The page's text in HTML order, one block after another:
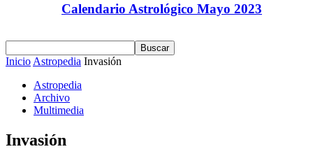
Calendario Astrológico Mayo 2023
Inicio Astropedia Invasión
Astropedia
Archivo
Multimedia
Invasión